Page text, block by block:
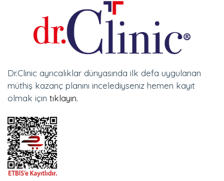
Dr.Clinic ayrıcalıklar dünyasında ilk defa uygulanan
müthiş kazanç planını incelediyseniz hemen kayıt
olmak için tıklayın.